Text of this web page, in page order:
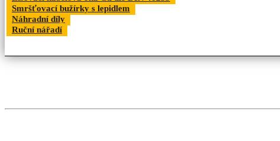
Smršťovací bužírky s lepidlem
Náhradní díly
Ruční nářadí